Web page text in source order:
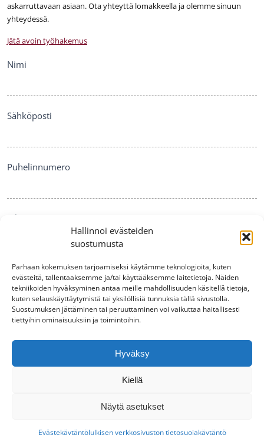
Hallinnoi evästeiden
suostumusta
Parhaan kokemuksen tarjoamiseksi käytämme teknologioita, kuten
evästeitä, tallentaaksemme ja/tai käyttääksemme laitetietoja. Näiden
tekniikoiden hyväksyminen antaa meille mahdollisuuden käsitellä tietoja,
kuten selauskäyttäytymistä tai yksilöllisiä tunnuksia tällä sivustolla.
Suostumuksen jättäminen tai peruuttaminen voi vaikuttaa haitallisesti
tiettyihin ominaisuuksiin ja toimintoihin.
Hyväksy
Kiellä
Näytä asetukset
EvästekäytäntöJulkisen verkkosivuston tietosuojakäytäntö
askarruttavaan asiaan. Ota yhteyttä lomakkeella ja olemme sinuun
yhteydessä.
Jätä avoin työhakemus
Ota
Nimi
Sähköposti
Puhelinnumero
Aihe
Lähetä
Julkisen verkkosivuston tietosuojakäytäntö